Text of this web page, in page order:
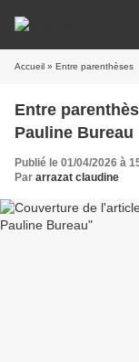
Accueil » Entre
Entre
Pauline Bureau
Publié le 01/04/2026 à
Par arrazat claudine